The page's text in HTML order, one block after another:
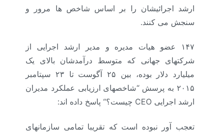
ارشد اجرائیشان را بر اساس شاخص ها مرور و
سنجش می کنند.
۱۴۷ عضو هیات مدیره و مدیر ارشد اجرایی از
شرکتهای جهانی که متوسط درآمدشان بالای یک
میلیارد دلار بوده، بین ۲۵ آگوست تا ۲۳ سپتامبر
۲۰۱۵ به پرسش
“شاخصهای ارزیابی عملکرد مدیران
ارشد اجرایی CEO چیست؟“ پاسخ داده اند:
تعجب آور نبوده است که تقریبا تمامی سازمانهای